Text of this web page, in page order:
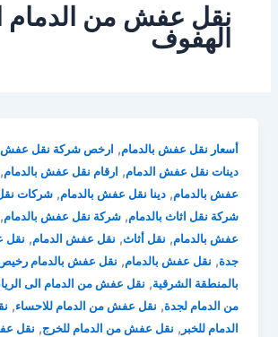
نقل عفش من الدمام
الهفوف
أسعار نقل عفش بالدمام, ارخص شركة نقل عفش
دينات نقل عفش الدمام, ارقام نقل عفش بالدمام,
عفش بالدمام,دينا نقل عفش بالدمام,شركات
شركة نقل اثاث بالدمام,شركة نقل عفش بالدمام
عفش بالدمام, نقل أثاث, نقل عفش الدمام, نقل
جدة, نقل عفش بالدمام, نقل عفش بالدمام
بالمنطقة الشرقية, نقل عفش من الدمام الى
من الدمام لجدة, نقل عفش من الدمام للاحساء,
الدمام للخبر , نقل عفش من الدمام للخرج, نقل